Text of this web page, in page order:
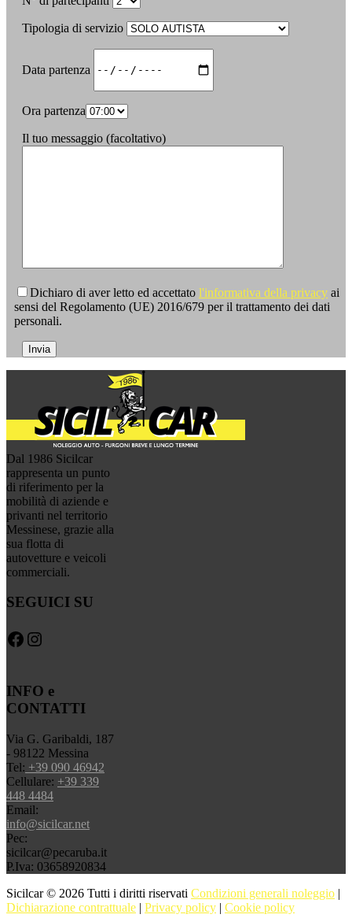
Tipologia di servizio
Data partenza
Ora partenza
Il tuo messaggio (facoltativo)
Dichiaro di aver letto ed accettato l'informativa della privacy ai
sensi del Regolamento (UE) 2016/679 per il trattamento dei dati
personali.
Dal 1986 Sicilcar
rappresenta un punto
di riferimento per la
mobilità di aziende e
privanti nel territorio
Messinese, grazie alla
sua flotta di
autovetture e veicoli
commerciali.
SEGUICI SU
Facebook Instagram
INFO e
CONTATTI
Via G. Garibaldi, 187
- 98122 Messina
Tel: +39 090 46942
Cellulare: +39 339
448 4484
Email:
info@sicilcar.net
Pec:
sicilcar@pecaruba.it
P.Iva: 03658920834
Sicilcar © 2026 Tutti i diritti riservati Condizioni generali noleggio |
Dichiarazione contrattuale | Privacy policy | Cookie policy